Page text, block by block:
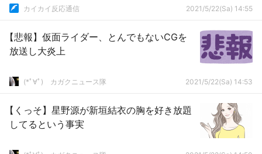
カイカイ反応通信 2021/5/22(Sa) 14:55
【悲報】仮面ライダー、とんでもないCGを
放送し大炎上
(*ﾟ∀ﾟ)ゞカガクニュース隊 2021/5/22(Sa) 14:53
【くっそ】星野源が新垣結衣の胸を好き放題
してるという事実